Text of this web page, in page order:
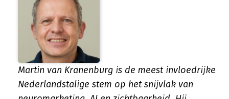
Martin van Kranenburg is de meest invloedrijke
Nederlandstalige stem op het snijvlak van